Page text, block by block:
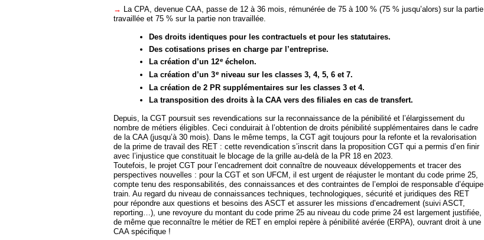
→ La CPA, devenue CAA, passe de 12 à 36 mois, rémunérée de 75 à 100 % (75 % jusqu’alors) sur la partie
travaillée et 75 % sur la partie non travaillée.
Des droits identiques pour les contractuels et pour les statutaires.
Des cotisations prises en charge par l’entreprise.
La création d’un 12eéchelon.
La création d’un 3eniveau sur les classes 3, 4, 5, 6 et 7.
La création de 2 PR supplémentaires sur les classes 3 et 4.
La transposition des droits à la CAA vers des filiales en cas de transfert.
Depuis, la CGT poursuit ses revendications sur la reconnaissance de la pénibilité et l’élargissement du
nombre de métiers éligibles. Ceci conduirait à l’obtention de droits pénibilité supplémentaires dans le cadre
de la CAA (jusqu’à 30 mois). Dans le même temps, la CGT agit toujours pour la refonte et la revalorisation
de la prime de travail des RET : cette revendication s’inscrit dans la proposition CGT qui a permis d’en finir
avec l’injustice que constituait le blocage de la grille au-delà de la PR 18 en 2023.
Toutefois, le projet CGT pour l’encadrement doit connaître de nouveaux développements et tracer des
perspectives nouvelles : pour la CGT et son UFCM, il est urgent de réajuster le montant du code prime 25,
compte tenu des responsabilités, des connaissances et des contraintes de l’emploi de responsable d’équipe
train. Au regard du niveau de connaissances techniques, technologiques, sécurité et juridiques des RET
pour répondre aux questions et besoins des ASCT et assurer les missions d’encadrement (suivi ASCT,
reporting…), une revoyure du montant du code prime 25 au niveau du code prime 24 est largement justifiée,
de même que reconnaître le métier de RET en emploi repère à pénibilité avérée (ERPA), ouvrant droit à une
CAA spécifique !